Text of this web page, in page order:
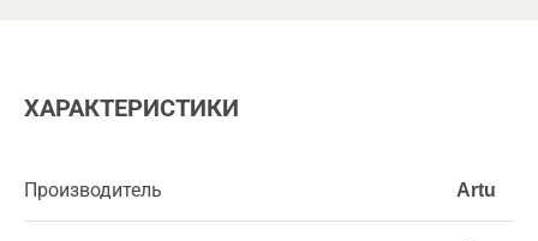
ХАРАКТЕРИСТИКИ
Производитель Artu